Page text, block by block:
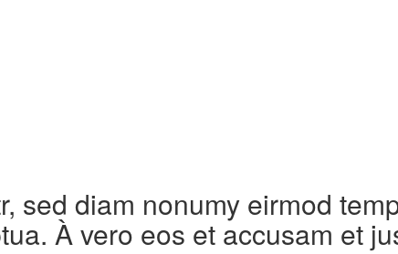
sed diam nonumy eirmod
À vero eos et accusam et